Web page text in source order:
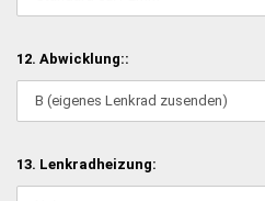
12. Abwicklung::
13. Lenkradheizung: